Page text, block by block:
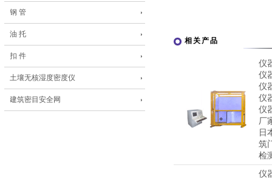
钢 管
油 托
扣 件
土壤无核湿度密度仪
建筑密目安全网
相关产品
仪
仪
仪
仪
仪
厂
日
筑
检
仪